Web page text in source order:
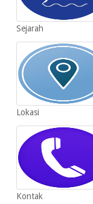
Sejarah
Lokasi
Kontak